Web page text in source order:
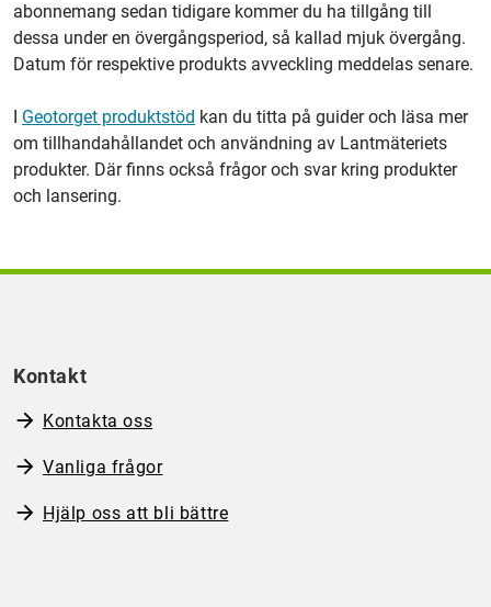
abonnemang sedan tidigare kommer du ha tillgång till
dessa under en övergångsperiod, så kallad mjuk övergång.
Datum för respektive produkts avveckling meddelas senare.
Geotorget produktstöd kan du titta på guider och läsa mer
om tillhandahållandet och användning av Lantmäteriets
produkter. Där finns också frågor och svar kring produkter
och lansering.
Kontakt
Kontakta oss
Vanliga frågor
Hjälp oss att bli bättre